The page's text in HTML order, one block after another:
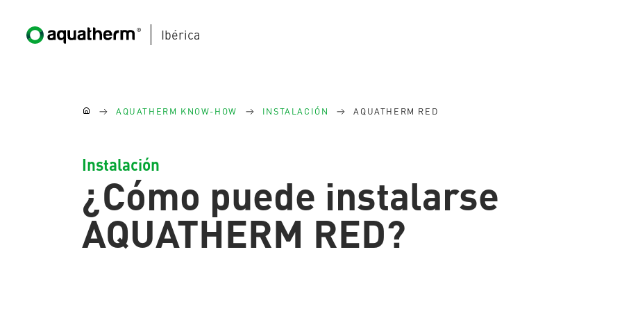
Ibérica
AQUATHERM BLACK
You are here:
AQUATHERM KNOW-HOW INSTALACIÓN AQUATHERM RED
Instalación
¿Cómo puede instalarse
AQUATHERM RED?